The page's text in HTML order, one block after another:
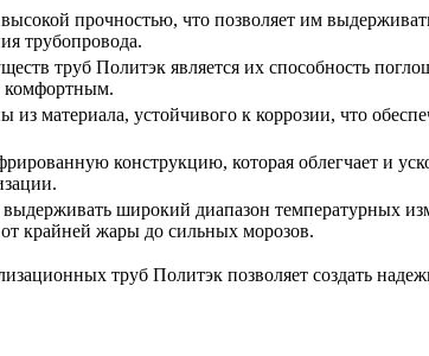
прочностью, что позволяет им
трубопровода.
труб Политэк является их способность
комфортным.
материала, устойчивого к коррозии, что
конструкцию, которая облегчает и
широкий диапазон температурных
крайней жары до сильных морозов.
труб Политэк позволяет создать